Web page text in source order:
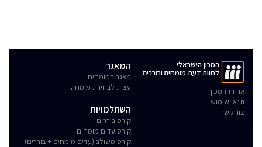
המכון הישראלי
לחוות דעת מומחים ובוררים
אודות המכון
תנאי שימוש
צור קשר
המאגר
מאגר המומחים
עצות לבחירת מומחה
השתלמויות
קורס בוררים
קורס עדים מומחים
קורס משולב (עדים מומחים + בוררים)